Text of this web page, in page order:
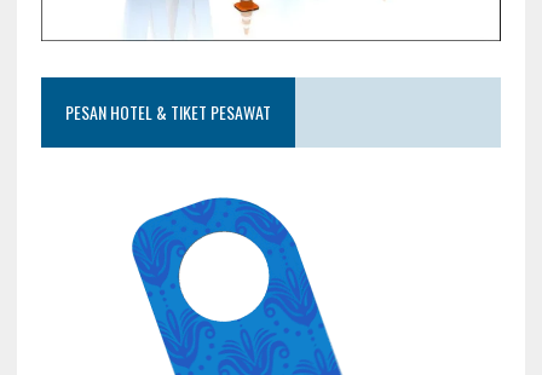
PESAN HOTEL & TIKET PESAWAT